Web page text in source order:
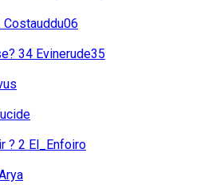
Costauddu06
34 Evinerude35
? 2 El_Enfoiro